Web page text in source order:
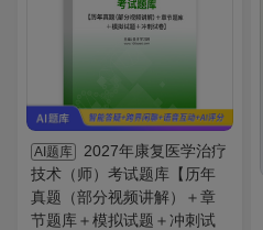
AI题库
2027年康复医学治疗
技术（师）考试题库【历年
真题（部分视频讲解）＋章
节题库＋模拟试题＋冲刺试